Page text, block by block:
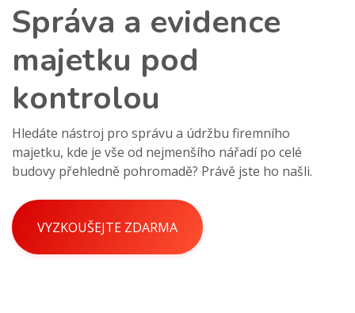
Správa a evidence
majetku pod
kontrolou
Hledáte nástroj pro správu a údržbu firemního
majetku, kde je vše od nejmenšího nářadí po celé
budovy přehledně pohromadě? Právě jste ho našli.
VYZKOUŠEJTE ZDARMA